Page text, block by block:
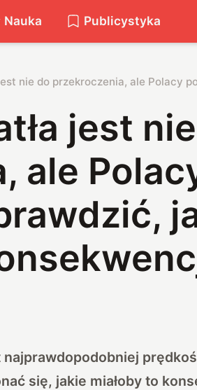
Nauka Publicystyka
jest
ale
się, jakie miałoby to